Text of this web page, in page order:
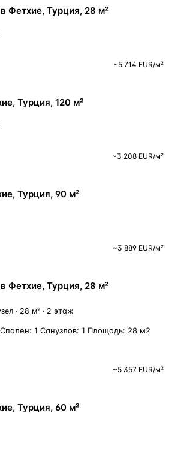
Фетхие, Турция, 28 м²
~5 714 EUR/м²
Турция, 120 м²
~3 208 EUR/м²
Турция, 90 м²
~3 889 EUR/м²
Фетхие, Турция, 28 м²
· 28 м² · 2 этаж
1 Санузлов: 1 Площадь: 28 м2
~5 357 EUR/м²
Турция, 60 м²